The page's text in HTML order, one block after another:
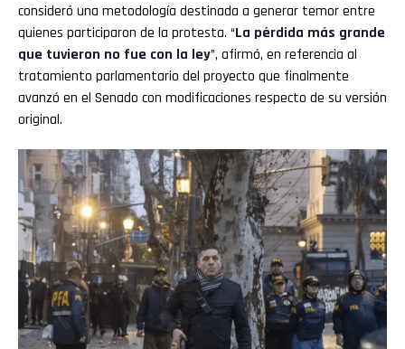
consideró una metodología destinada a generar temor entre
quienes participaron de la protesta. “La pérdida más grande
que tuvieron no fue con la ley”, afirmó, en referencia al
tratamiento parlamentario del proyecto que finalmente
avanzó en el Senado con modificaciones respecto de su versión
original.